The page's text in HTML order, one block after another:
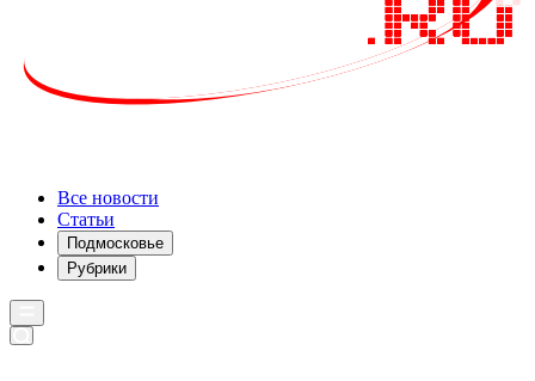
Все новости
Статьи
Подмосковье
Рубрики